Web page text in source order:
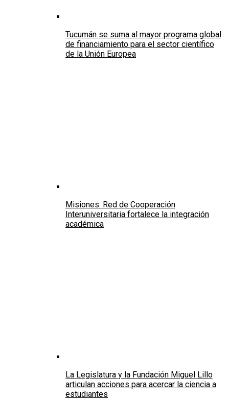
Tucumán se suma al mayor programa global
de financiamiento para el sector científico
de la Unión Europea
Misiones: Red de Cooperación
Interuniversitaria fortalece la integración
académica
La Legislatura y la Fundación Miguel Lillo
articulan acciones para acercar la ciencia a
estudiantes